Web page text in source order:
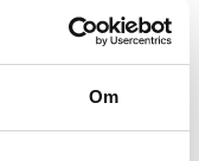
Om
grunder
20 år i tjänst – nu